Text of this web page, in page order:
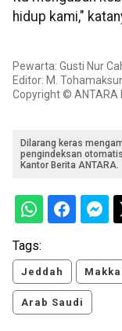
hidup kami,"
Pewarta: Gusti Nur
Editor: M.
Copyright © ANTARA
Dilarang keras
pengindeksan
Kantor Berita ANTARA.
Tags:
Jeddah
Arab Saudi